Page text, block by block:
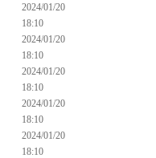
2024/01/20
18:10
2024/01/20
18:10
2024/01/20
18:10
2024/01/20
18:10
2024/01/20
18:10